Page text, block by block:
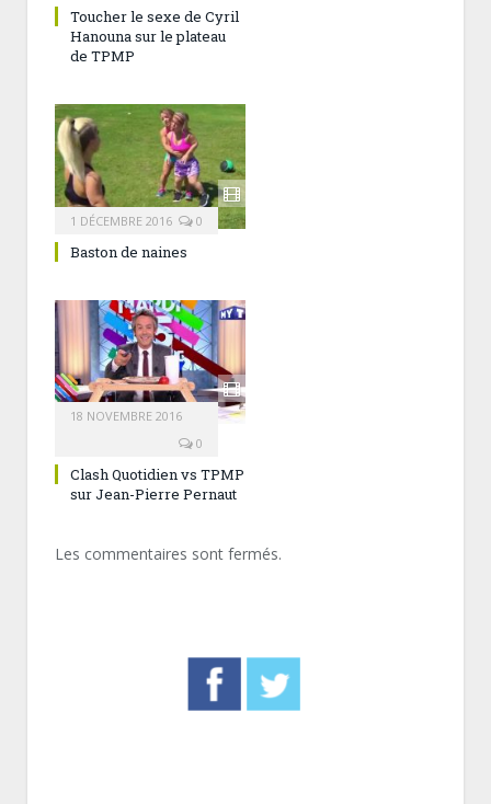
Toucher le sexe de Cyril
Hanouna sur le plateau
de TPMP
1 DÉCEMBRE 2016 0
Baston de naines
18 NOVEMBRE 2016
0
Clash Quotidien vs TPMP
sur Jean-Pierre Pernaut
Les commentaires sont fermés.